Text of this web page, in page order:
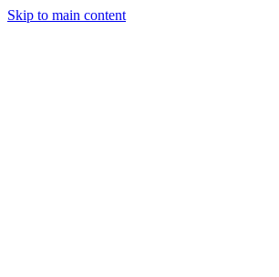
Skip to main content